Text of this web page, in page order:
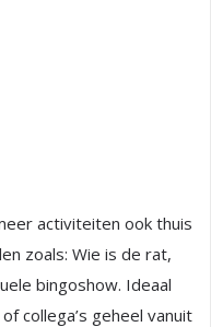
activiteiten ook thuis
zoals: Wie is de rat,
bingoshow. Ideaal
collega’s geheel vanuit